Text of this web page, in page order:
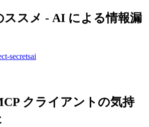
ススメ - AI による情報漏
secretsai
クライアントの気持